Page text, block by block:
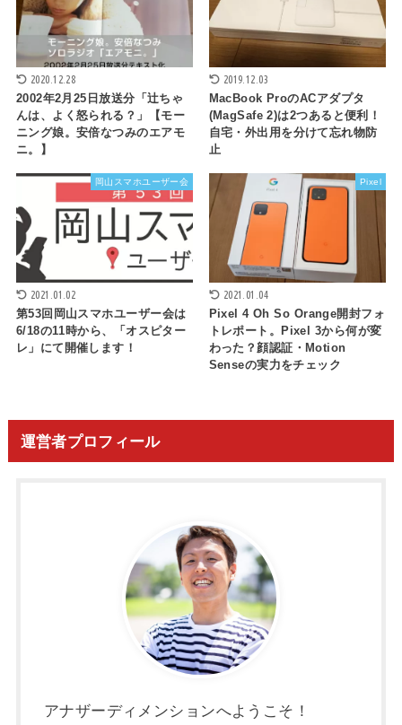
2020.12.28
2002年2月25日放送分「辻ちゃ
んは、よく怒られる？」【モー
ニング娘。安倍なつみのエアモ
ニ。】
2019.12.03
MacBook ProのACアダプタ
(MagSafe 2)は2つあると便利！
自宅・外出用を分けて忘れ物防
止
岡山スマホユーザー会
2021.01.02
第53回岡山スマホユーザー会は
6/18の11時から、「オスピター
レ」にて開催します！
Pixel
2021.01.04
Pixel 4 Oh So Orange開封フォ
トレポート。Pixel 3から何が変
わった？顔認証・Motion
Senseの実力をチェック
運営者プロフィール
アナザーディメンションへようこそ！